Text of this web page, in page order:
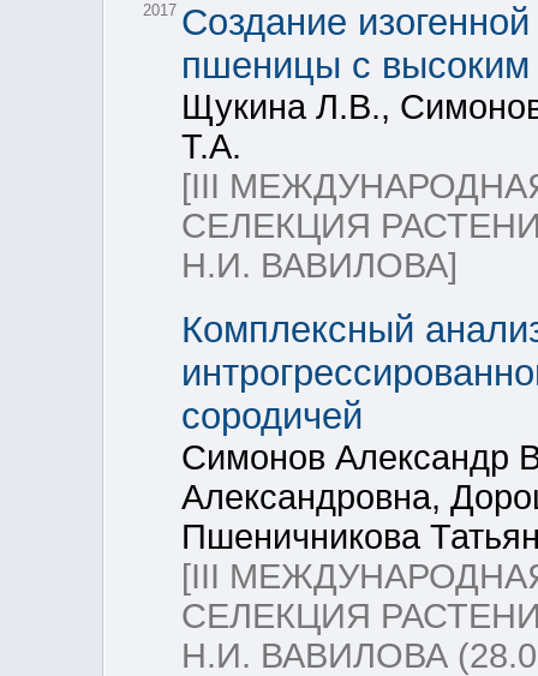
2017 Создание
пшеницы с высоким
Щукина Л.В.,
Т.А.
[III
СЕЛЕКЦИЯ
Н.И. ВАВИЛОВА]
Комплексный
сородичей
Симонов Александр
Александровна,
Пшеничникова
[III
СЕЛЕКЦИЯ
Н.И. ВАВИЛОВА